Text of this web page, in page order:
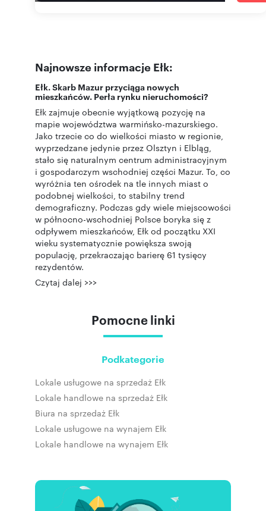
Najnowsze informacje Ełk:
Ełk. Skarb Mazur przyciąga nowych
mieszkańców. Perła rynku nieruchomości?
Ełk zajmuje obecnie wyjątkową pozycję na
mapie województwa warmińsko-mazurskiego.
Jako trzecie co do wielkości miasto w regionie,
wyprzedzane jedynie przez Olsztyn i Elbląg,
stało się naturalnym centrum administracyjnym
i gospodarczym wschodniej części Mazur. To, co
wyróżnia ten ośrodek na tle innych miast o
podobnej wielkości, to stabilny trend
demograficzny. Podczas gdy wiele miejscowości
w północno-wschodniej Polsce boryka się z
odpływem mieszkańców, Ełk od początku XXI
wieku systematycznie powiększa swoją
populację, przekraczając barierę 61 tysięcy
rezydentów.
Czytaj dalej >>>
Pomocne linki
Podkategorie
Lokale usługowe na sprzedaż Ełk
Lokale handlowe na sprzedaż Ełk
Biura na sprzedaż Ełk
Lokale usługowe na wynajem Ełk
Lokale handlowe na wynajem Ełk